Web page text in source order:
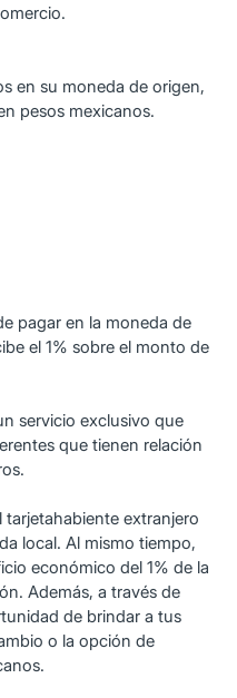
en su moneda de origen,
pesos mexicanos.
pagar en la moneda de
el 1% sobre el monto de
servicio exclusivo que
que tienen relación
extranjero
local. Al mismo tiempo,
económico del 1% de la
Además, a través de
de brindar a tus
o la opción de